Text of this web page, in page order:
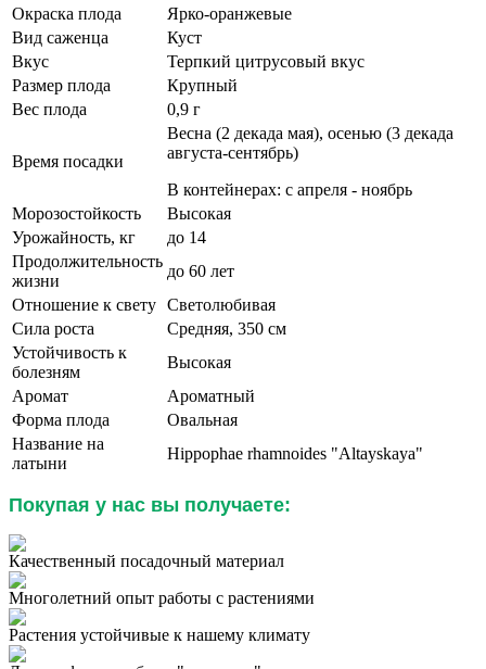
Окраска плода
Ярко-оранжевые
Вид саженца
Куст
Вкус
Терпкий цитрусовый вкус
Размер плода
Крупный
Вес плода
0,9 г
Время посадки
Весна (2 декада мая), осенью (3 декада
августа-сентябрь)
В контейнерах: с апреля - ноябрь
Морозостойкость
Высокая
Урожайность, кг
до 14
Продолжительность
жизни
до 60 лет
Отношение к свету Светолюбивая
Сила роста
Средняя, 350 см
Устойчивость к
болезням
Высокая
Аромат
Ароматный
Форма плода
Овальная
Название на
латыни
Hippophae rhamnoides "Altayskaya"
Покупая у нас вы получаете:
Качественный посадочный материал
Многолетний опыт работы с растениями
Растения устойчивые к нашему климату